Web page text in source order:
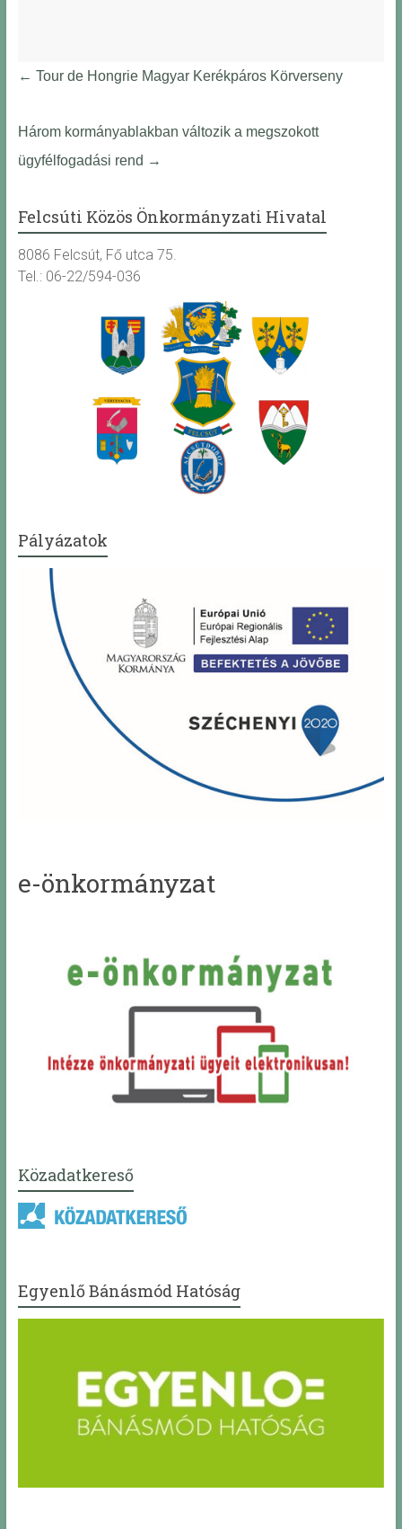
← Tour de Hongrie Magyar Kerékpáros Körverseny
Három kormányablakban változik a megszokott
ügyfélfogadási rend →
Felcsúti Közös Önkormányzati Hivatal
8086 Felcsút, Fő utca 75.
Tel.: 06-22/594-036
Pályázatok
e-önkormányzat
Közadatkereső
Egyenlő Bánásmód Hatóság